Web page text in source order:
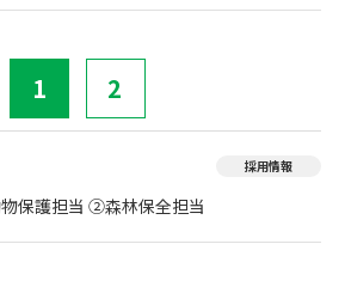
1 2
採用情報
保護担当 ②森林保全担当